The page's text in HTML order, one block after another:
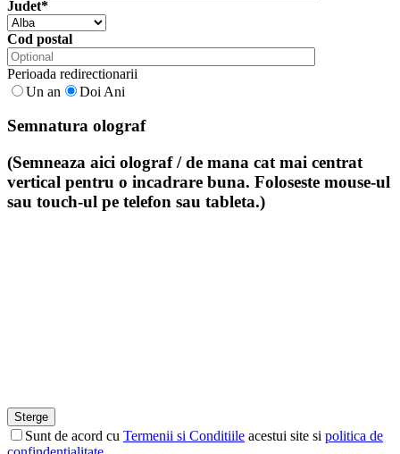
Judet*
Cod postal
Perioada redirectionarii
Un an
Doi Ani
Semnatura olograf
(Semneaza aici olograf / de mana cat mai centrat
vertical pentru o incadrare buna. Foloseste mouse-ul
sau touch-ul pe telefon sau tableta.)
Sunt de acord cu Termenii si Conditiile acestui site si politica de